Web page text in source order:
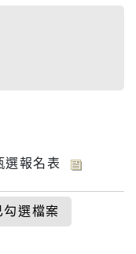
選報名表
勾選檔案